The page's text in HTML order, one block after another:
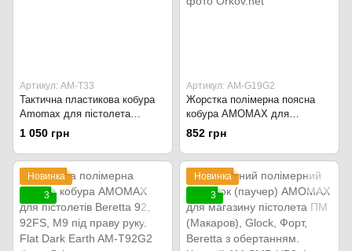
Артикул: AM-T33
Тактична пластикова кобура
Amomax для пістолета
Токарєва ТТ. Чорний
1 050 грн
Артикул: AM-G19G2
Жорстка полімерна поясна
кобура AMOMAX для
пістолетів Glock 19/23/32/19X
під праву руку. Flat Dark Earth
852 грн
Новинка
3
Новинка
3